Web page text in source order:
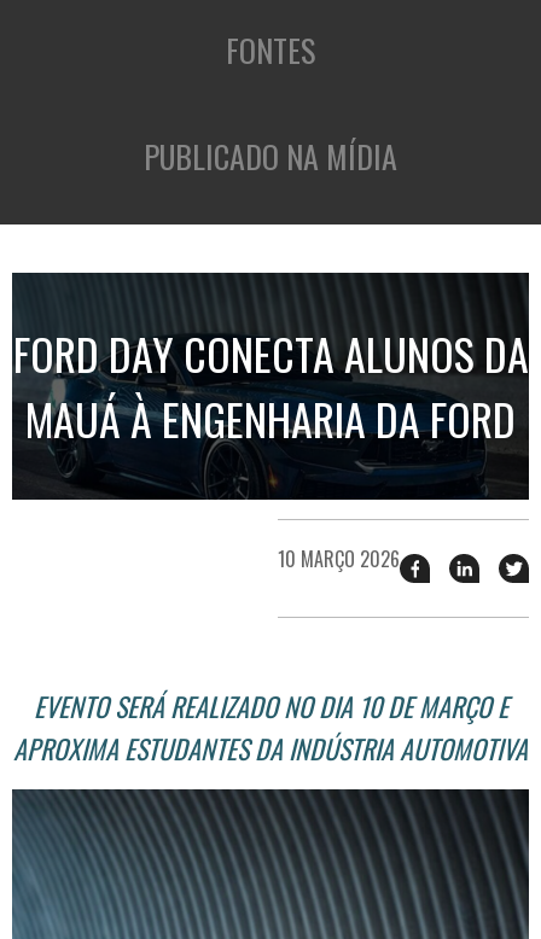
FONTES
PUBLICADO NA MÍDIA
FORD DAY CONECTA ALUNOS DA
MAUÁ À ENGENHARIA DA FORD
10 MARÇO 2026 Compartilhar
esse
no
esse
no
EVENTO SERÁ REALIZADO NO DIA 10 DE MARÇO E
APROXIMA ESTUDANTES DA INDÚSTRIA AUTOMOTIVA